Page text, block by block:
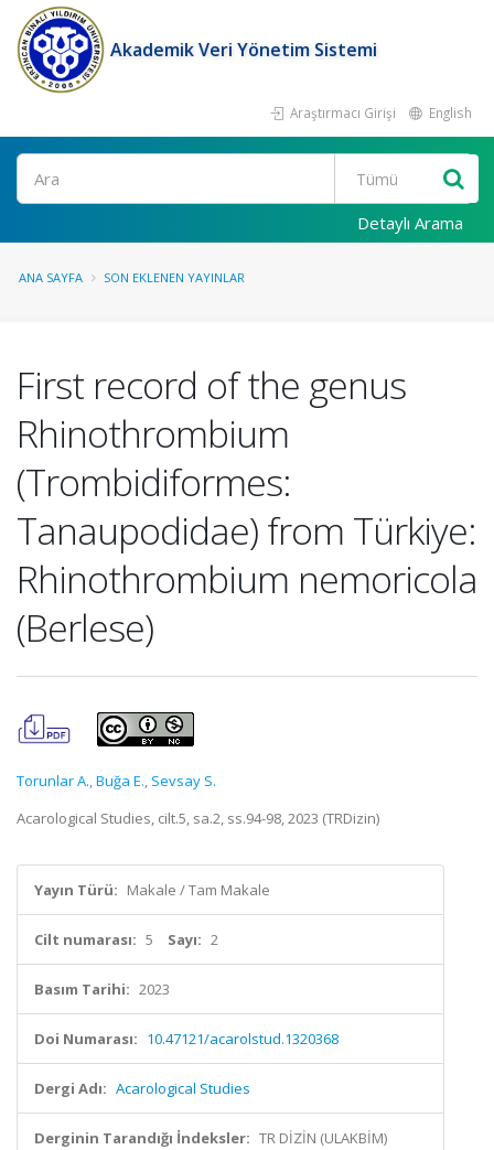
Akademik Veri Yönetim Sistemi
Araştırmacı Girişi English
Ara
Detaylı Arama
ANA SAYFA SON EKLENEN YAYINLAR
First record of the genus
Rhinothrombium
(Trombidiformes:
Tanaupodidae) from Türkiye:
Rhinothrombium nemoricola
(Berlese)
Torunlar A.,Buğa E., Sevsay S.
Acarological Studies, cilt.5, sa.2, ss.94-98, 2023 (TRDizin)
Yayın Türü: Makale / Tam Makale
Cilt numarası: 5 Sayı: 2
Basım Tarihi: 2023
Doi Numarası: 10.47121/acarolstud.1320368
Dergi Adı: Acarological Studies
Derginin Tarandığı İndeksler: TR DİZİN (ULAKBİM)